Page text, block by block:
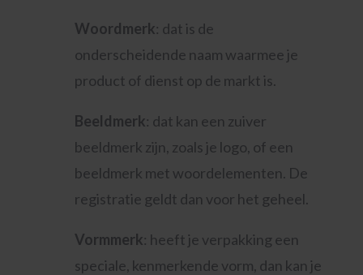
Woordmerk: dat is de
onderscheidende naam waarmee je
product of dienst op de markt is.
Beeldmerk: dat kan een zuiver
beeldmerk zijn, zoals je logo, of een
beeldmerk met woordelementen. De
registratie geldt dan voor het geheel.
Vormmerk: heeft je verpakking een
speciale, kenmerkende vorm, dan kan je